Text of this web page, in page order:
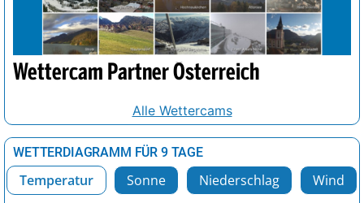
Wettercam Partner Österreich
Alle Wettercams
WETTERDIAGRAMM FÜR 9 TAGE
Temperatur Sonne Niederschlag Wind